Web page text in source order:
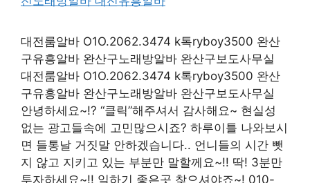
대전룸알바 O1O.2062.3474 k톡ryboy3500 완산
구유흥알바 완산구노래방알바 완산구보도사무실
대전룸알바 O1O.2062.3474 k톡ryboy3500 완산
구유흥알바 완산구노래방알바 완산구보도사무실
안녕하세요~!? “클릭”해주셔서 감사해요~ 현실성
없는 광고들속에 고민많으시죠? 하루이틀 나와보시
면 들통날 거짓말 안하겠습니다.. 언니들의 시간 뺏
지 않고 지키고 있는 부분만 말할께요~!! 딱! 3분만
투자하세요~!! 일하기 좋은곳 찾으셔야죠~! 010-